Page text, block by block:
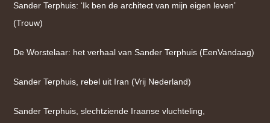
Sander Terphuis: ‘Ik ben de architect van mijn eigen leven’
(Trouw)
De Worstelaar: het verhaal van Sander Terphuis (EenVandaag)
Sander Terphuis, rebel uit Iran (Vrij Nederland)
Sander Terphuis, slechtziende Iraanse vluchteling,